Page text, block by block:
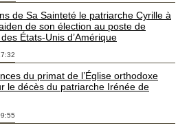
de Sa Sainteté le patriarche Cyrille à
de son élection au poste de
États-Unis d’Amérique
du primat de l’Église orthodoxe
le décès du patriarche Irénée de